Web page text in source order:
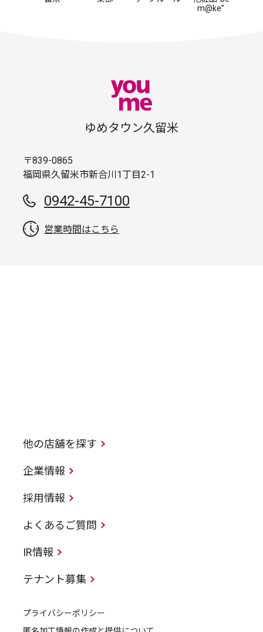
m@ke”
ゆめタウン久留米
〒839-0865
福岡県久留米市新合川1丁目2-1
0942-45-7100
営業時間はこちら
他の店舗を探す
企業情報
採用情報
よくあるご質問
IR情報
テナント募集
プライバシーポリシー